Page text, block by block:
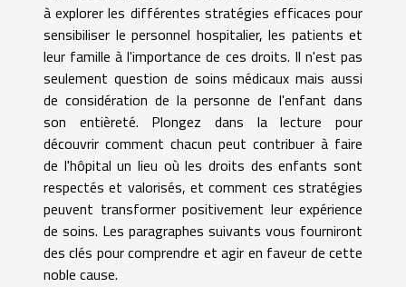
à explorer les différentes stratégies efficaces pour
sensibiliser le personnel hospitalier, les patients et
leur famille à l'importance de ces droits. Il n'est pas
seulement question de soins médicaux mais aussi
de considération de la personne de l'enfant dans
son entièreté. Plongez dans la lecture pour
découvrir comment chacun peut contribuer à faire
de l'hôpital un lieu où les droits des enfants sont
respectés et valorisés, et comment ces stratégies
peuvent transformer positivement leur expérience
de soins. Les paragraphes suivants vous fourniront
des clés pour comprendre et agir en faveur de cette
noble cause.